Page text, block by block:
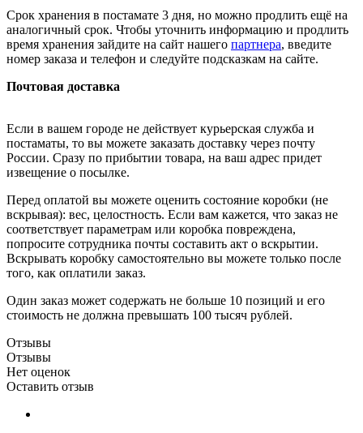
Срок хранения в постамате 3 дня, но можно продлить ещё на
аналогичный срок. Чтобы уточнить информацию и продлить
время хранения зайдите на сайт нашего партнера, введите
номер заказа и телефон и следуйте подсказкам на сайте.
Почтовая доставка
Если в вашем городе не действует курьерская служба и
постаматы, то вы можете заказать доставку через почту
России. Сразу по прибытии товара, на ваш адрес придет
извещение о посылке.
Перед оплатой вы можете оценить состояние коробки (не
вскрывая): вес, целостность. Если вам кажется, что заказ не
соответствует параметрам или коробка повреждена,
попросите сотрудника почты составить акт о вскрытии.
Вскрывать коробку самостоятельно вы можете только после
того, как оплатили заказ.
Один заказ может содержать не больше 10 позиций и его
стоимость не должна превышать 100 тысяч рублей.
Отзывы
Отзывы
Нет оценок
Оставить отзыв